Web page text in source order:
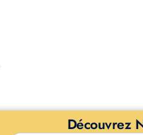
Découvrez